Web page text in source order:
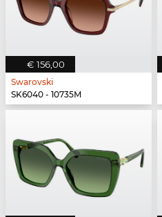
€ 156,00
Swarovski
SK6040 - 10735M